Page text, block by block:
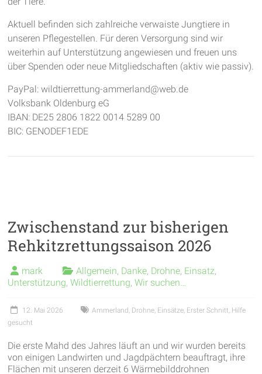
Aktuell befinden sich zahlreiche verwaiste Jungtiere in
unseren Pflegestellen. Für deren Versorgung sind wir
weiterhin auf Unterstützung angewiesen und freuen uns
über Spenden oder neue Mitgliedschaften (aktiv wie passiv).
PayPal: wildtierrettung-ammerland@web.de
Volksbank Oldenburg eG
IBAN: DE25 2806 1822 0014 5289 00
BIC: GENODEF1EDE
Zwischenstand zur bisherigen
Rehkitzrettungssaison 2026
mark Allgemein, Danke, Drohne, Einsatz,
Unterstützung,Wildtierrettung,Wir suchen…
12. Mai 2026 Ammerland , Drohne, Einsätze, Erster Schnitt, Hilfe
gesucht
Die erste Mahd des Jahres läuft an und wir wurden bereits
von einigen Landwirten und Jagdpächtern beauftragt, ihre
Flächen mit unseren derzeit 6 Wärmebilddrohnen